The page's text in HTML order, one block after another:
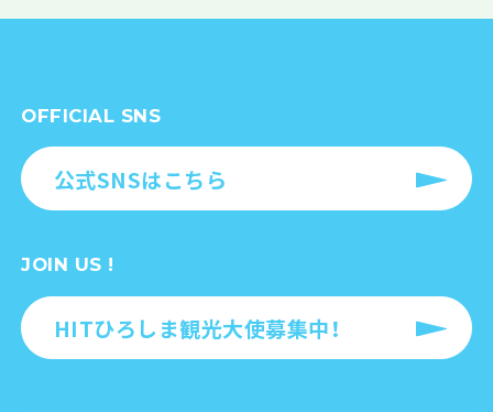
OFFICIAL SNS
公式SNSはこちら
JOIN US !
HITひろしま観光大使募集中！